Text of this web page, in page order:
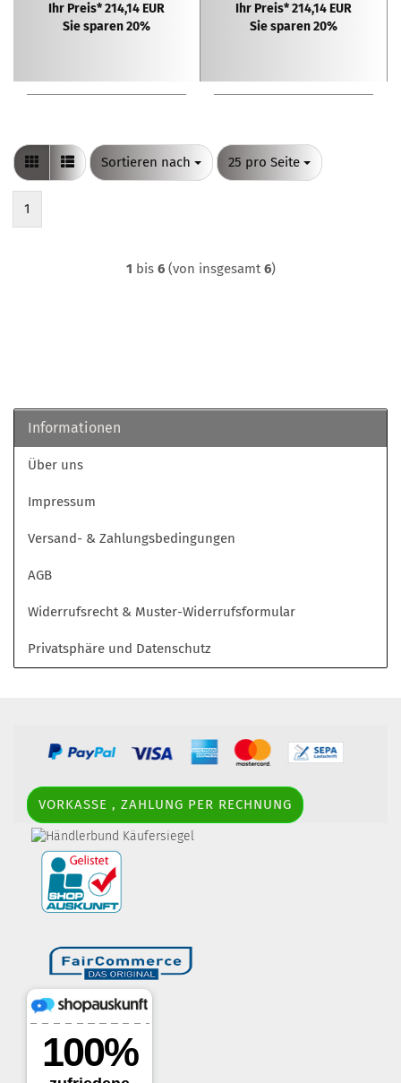
Ihr Preis* 214,14 EUR
Sie sparen 20%
Ihr Preis* 214,14 EUR
Sie sparen 20%
Sortieren nach
Sortieren nach 25 pro Seite
pro Seite
1
1 bis 6(von insgesamt6)
Informationen
Über uns
Impressum
Versand- & Zahlungsbedingungen
AGB
Widerrufsrecht & Muster-Widerrufsformular
Privatsphäre und Datenschutz
VORKASSE , ZAHLUNG PER RECHNUNG